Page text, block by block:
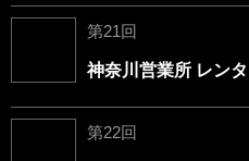
第21回
神奈川営業所 レン
第22回